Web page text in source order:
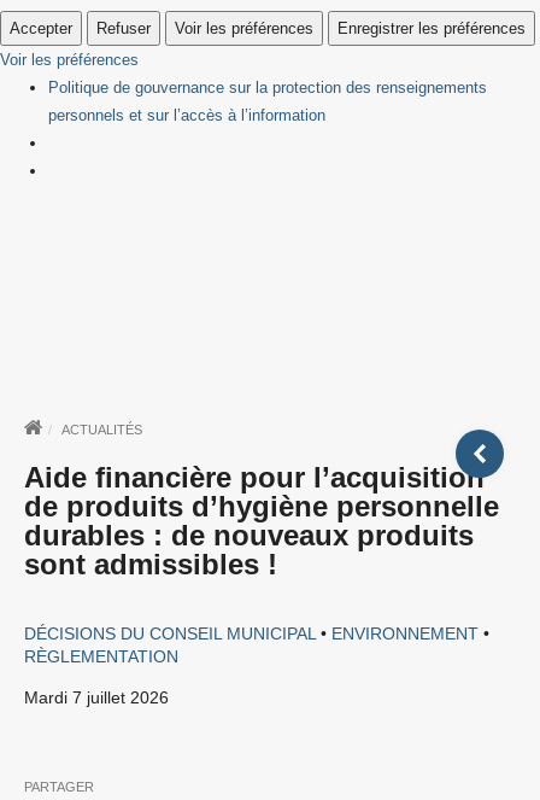
Accepter Refuser Voir les préférences
Enregistrer les préférences
Voir les préférences
Politique de gouvernance sur la protection des renseignements
personnels et sur l’accès à l’information
ACTUALITÉS
Aide financière pour l’acquisition
de produits d’hygiène personnelle
durables : de nouveaux produits
sont admissibles !
DÉCISIONS DU CONSEIL MUNICIPAL • ENVIRONNEMENT •
RÈGLEMENTATION
mardi 7 juillet 2026
PARTAGER